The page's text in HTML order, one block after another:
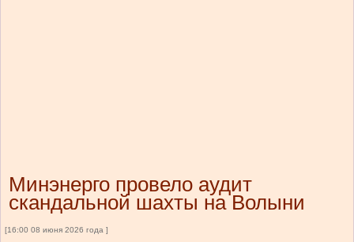
Минэнерго провело аудит
скандальной шахты на Волыни
[16:00 08 июня 2026 года ]